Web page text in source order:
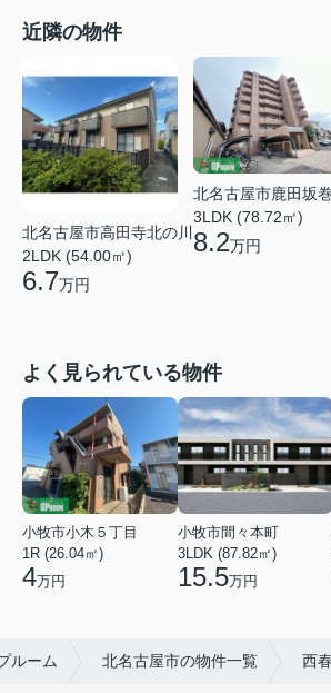
近隣の物件
北名古屋市高田寺北の川
2LDK (54.00㎡)
6.7万円
北名古屋市鹿田坂巻
3LDK (78.72㎡)
8.2万円
よく見られている物件
小牧市小木５丁目
1R (26.04㎡)
4万円
小牧市間々本町
3LDK (87.82㎡)
15.5万円
ルーム 北名古屋市の物件一覧 西